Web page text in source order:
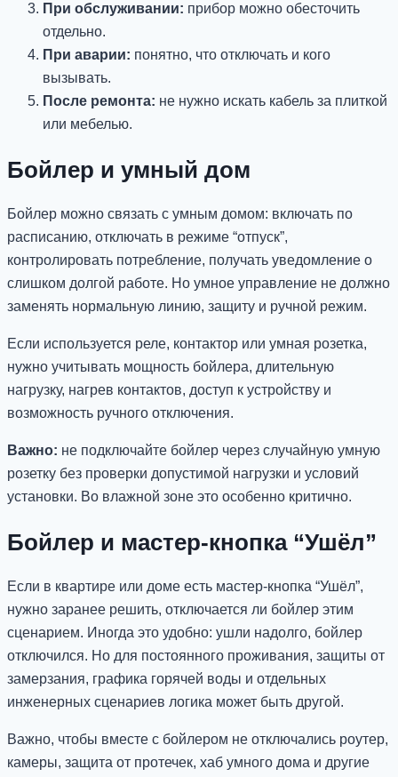
При обслуживании: прибор можно обесточить
отдельно.
При аварии: понятно, что отключать и кого
вызывать.
После ремонта: не нужно искать кабель за плиткой
или мебелью.
Бойлер и умный дом
Бойлер можно связать с умным домом: включать по
расписанию, отключать в режиме “отпуск”,
контролировать потребление, получать уведомление о
слишком долгой работе. Но умное управление не должно
заменять нормальную линию, защиту и ручной режим.
Если используется реле, контактор или умная розетка,
нужно учитывать мощность бойлера, длительную
нагрузку, нагрев контактов, доступ к устройству и
возможность ручного отключения.
Важно: не подключайте бойлер через случайную умную
розетку без проверки допустимой нагрузки и условий
установки. Во влажной зоне это особенно критично.
Бойлер и мастер-кнопка “Ушёл”
Если в квартире или доме есть мастер-кнопка “Ушёл”,
нужно заранее решить, отключается ли бойлер этим
сценарием. Иногда это удобно: ушли надолго, бойлер
отключился. Но для постоянного проживания, защиты от
замерзания, графика горячей воды и отдельных
инженерных сценариев логика может быть другой.
Важно, чтобы вместе с бойлером не отключались роутер,
камеры, защита от протечек, хаб умного дома и другие